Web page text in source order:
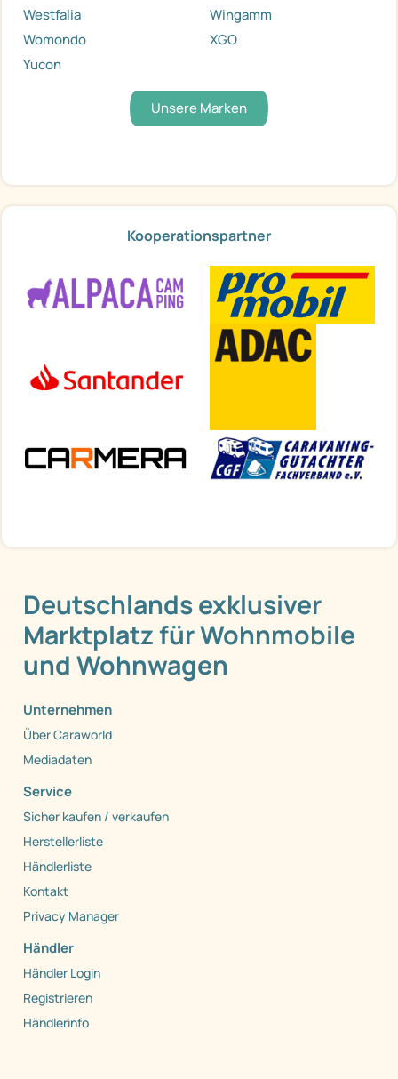
Westfalia
Wingamm
Womondo
XGO
Yucon
Unsere Marken
Kooperationspartner
Deutschlands exklusiver
Marktplatz für Wohnmobile
und Wohnwagen
Unternehmen
Über Caraworld
Mediadaten
Service
Sicher kaufen / verkaufen
Herstellerliste
Händlerliste
Kontakt
Privacy Manager
Händler
Händler Login
Registrieren
Händlerinfo